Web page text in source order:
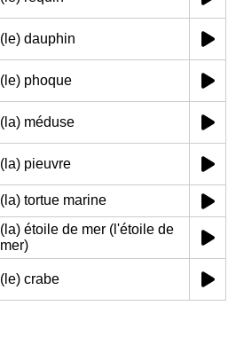
(le) dauphin
(le) phoque
(la) méduse
(la) pieuvre
(la) tortue marine
(la) étoile de mer (l'étoile de
mer)
(le) crabe